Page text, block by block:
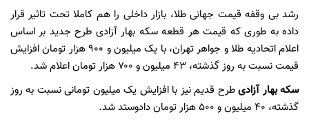
رشد بی وقفه قیمت جهانی طلا، بازار داخلی را هم کاملا تحت تاثیر قرار
داده به طوری که قیمت هر قطعه سکه بهار آزادی طرح جدید بر اساس
اعلام اتحادیه طلا و جواهر تهران، با یک میلیون و ۹۰۰ هزار تومان افزایش
قیمت نسبت به روز گذشته، ۴۳ میلیون و ۷۰۰ هزار تومان اعلام شد.
سکه بهار آزادیطرح قدیم نیز با افزایش یک میلیون تومانی نسبت به روز
گذشته، ۴۰ میلیون و ۵۰۰ هزار تومان دادوستد شد.